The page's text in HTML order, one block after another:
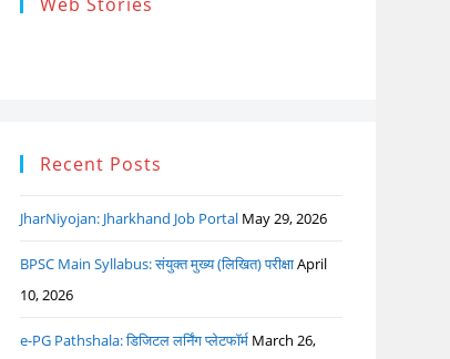
Ethics (शोध
Recent Posts
JharNiyojan: Jharkhand Job Portal May 29, 2026
BPSC Main Syllabus: संयुक्त मुख्य (लिखित) परीक्षाApril
10, 2026
e-PG Pathshala: डिजिटल लर्निंग प्लेटफॉर्म March 26,